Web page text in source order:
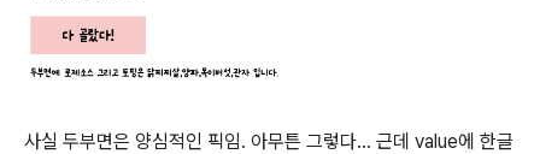
사실 두부면은 양심적인 픽임. 아무튼 그렇다... 근데 value에 한글